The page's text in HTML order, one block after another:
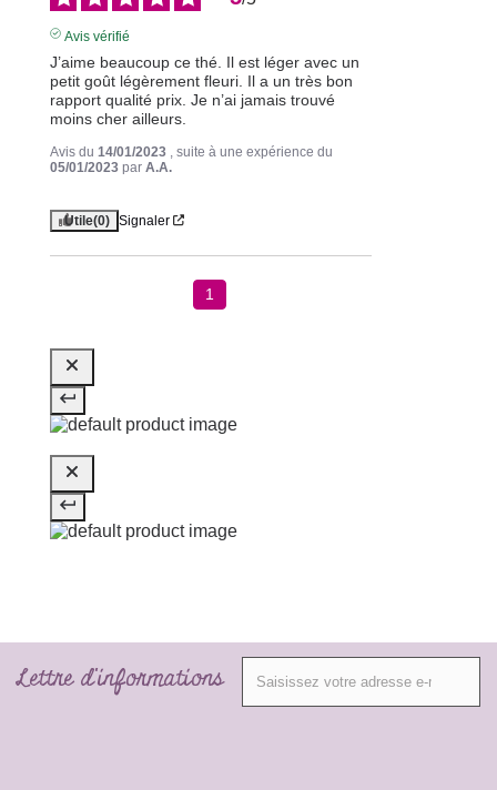
Avis vérifié
J’aime beaucoup ce thé. Il est léger avec un
petit goût légèrement fleuri. Il a un très bon
rapport qualité prix. Je n’ai jamais trouvé
moins cher ailleurs.
Avis du 14/01/2023 , suite à une expérience du
05/01/2023 par A.A.
Utile(0) Signaler
1
Lettre d'informations